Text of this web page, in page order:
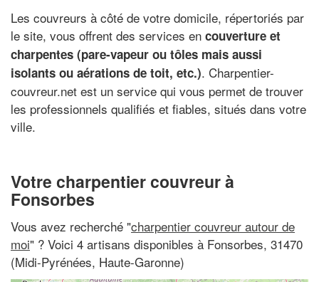
Les couvreurs à côté de votre domicile, répertoriés par
le site, vous offrent des services en couverture et
charpentes (pare-vapeur ou tôles mais aussi
isolants ou aérations de toit, etc.). Charpentier-
couvreur.net est un service qui vous permet de trouver
les professionnels qualifiés et fiables, situés dans votre
ville.
Votre charpentier couvreur à
Fonsorbes
Vous avez recherché "charpentier couvreur autour de
moi" ? Voici 4 artisans disponibles à Fonsorbes, 31470
(Midi-Pyrénées, Haute-Garonne)